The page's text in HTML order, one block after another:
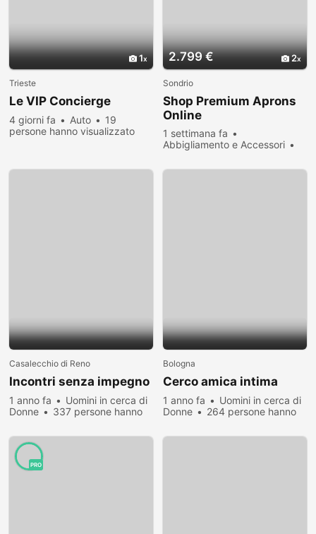
1
Trieste
Le VIP Concierge
4 giorni fa Auto
19
persone hanno visualizzato
2.799 € 2
Sondrio
Shop Premium Aprons
Online
1 settimana fa
Abbigliamento e Accessori
Casalecchio di Reno
Incontri senza impegno
1 anno fa
Uomini in cerca di
Donne
337 persone hanno
Bologna
Cerco amica intima
1 anno fa
Uomini in cerca di
Donne
264 persone hanno
PRO